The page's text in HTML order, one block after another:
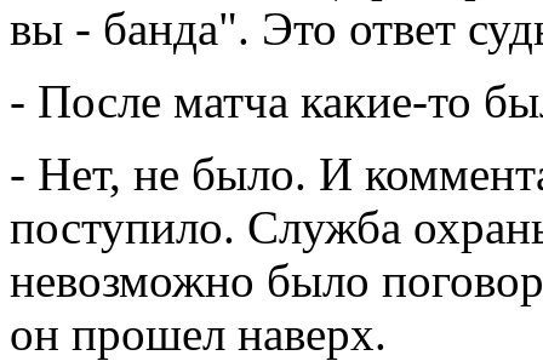
вы - банда". Это ответ
- После матча какие-то
- Нет, не было. И
поступило. Служба
невозможно было
он прошел наверх.